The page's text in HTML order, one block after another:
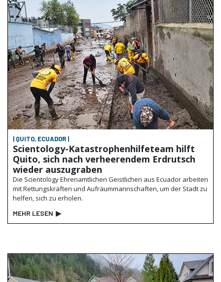
| QUITO, ECUADOR |
Scientology-Katastrophenhilfeteam hilft
Quito, sich nach verheerendem Erdrutsch
wieder auszugraben
Die Scientology Ehrenamtlichen Geistlichen aus Ecuador arbeiten
mit Rettungskräften und Aufräummannschaften, um der Stadt zu
helfen, sich zu erholen.
MEHR LESEN ▶